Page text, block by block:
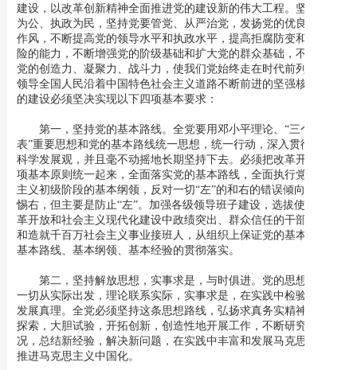
建设，以改革创新精神全面推进党的建设新的伟大工程。坚持立党
为公、执政为民，坚持党要管党、从严治党，发扬党的优良传统和
作风，不断提高党的领导水平和执政水平，提高拒腐防变和抵御风
险的能力，不断增强党的阶级基础和扩大党的群众基础，不断提高
党的创造力、凝聚力、战斗力，使我们党始终走在时代前列，成为
领导全国人民沿着中国特色社会主义道路不断前进的坚强核心。党
的建设必须坚决实现以下四项基本要求：
第一，坚持党的基本路线。全党要用邓小平理论、“三个代
表”重要思想和党的基本路线统一思想，统一行动，深入贯彻落实
科学发展观，并且毫不动摇地长期坚持下去。必须把改革开放同四
项基本原则统一起来，全面落实党的基本路线，全面执行党在社会
主义初级阶段的基本纲领，反对一切“左”的和右的错误倾向，要警
惕右，但主要是防止“左”。加强各级领导班子建设，选拔使用在改
革开放和社会主义现代化建设中政绩突出、群众信任的干部，培养
和造就千百万社会主义事业接班人，从组织上保证党的基本理论、
基本路线、基本纲领、基本经验的贯彻落实。
第二，坚持解放思想，实事求是，与时俱进。党的思想路线是
一切从实际出发，理论联系实际，实事求是，在实践中检验真理和
发展真理。全党必须坚持这条思想路线，弘扬求真务实精神，积极
探索，大胆试验，开拓创新，创造性地开展工作，不断研究新情
况，总结新经验，解决新问题，在实践中丰富和发展马克思主义，
推进马克思主义中国化。